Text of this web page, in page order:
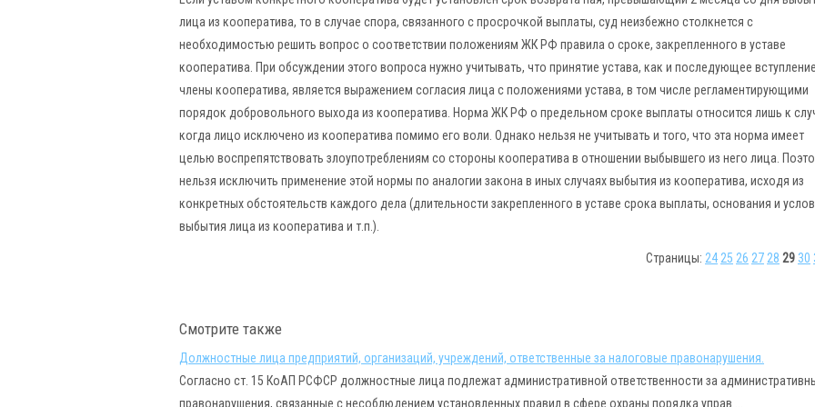
лица из кооператива, то в случае спора, связанного с просрочкой выплаты, суд неизбежно столкнется с
необходимостью решить вопрос о соответствии положениям ЖК РФ правила о сроке, закрепленного в уставе
кооператива. При обсуждении этого вопроса нужно учитывать, что принятие устава, как и последующее
члены кооператива, является выражением согласия лица с положениями устава, в том числе регламентирующими
порядок добровольного выхода из кооператива. Норма ЖК РФ о предельном сроке выплаты относится лишь к
когда лицо исключено из кооператива помимо его воли. Однако нельзя не учитывать и того, что эта норма имеет
целью воспрепятствовать злоупотреблениям со стороны кооператива в отношении выбывшего из него лица.
нельзя исключить применение этой нормы по аналогии закона в иных случаях выбытия из кооператива, исходя из
конкретных обстоятельств каждого дела (длительности закрепленного в уставе срока выплаты, основания и
выбытия лица из кооператива и т.п.).
Страницы: 24 25 26 27 28 29 30
Смотрите также
Должностные лица предприятий, организаций, учреждений, ответственные за налоговые правонарушения.
Согласно ст. 15 КоАП РСФСР должностные лица подлежат административной ответственности за
правонарушения, связанные с несоблюдением установленных правил в сфере охраны порядка управ ...